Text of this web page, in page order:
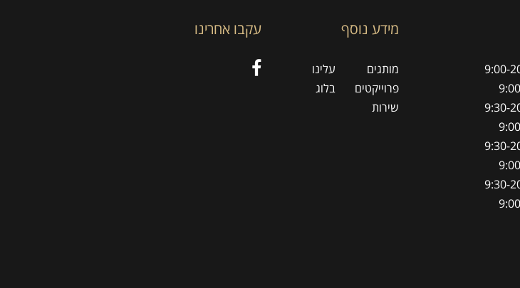
מידע נוסף
מותגים
פרוייקטים
שירות
עלינו
בלוג
עקבו אחרינו